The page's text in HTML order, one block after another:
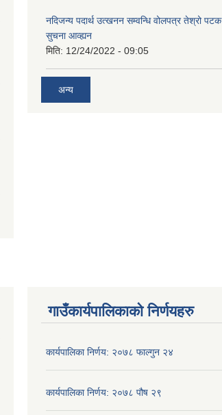
नदिजन्य पदार्थ उत्खनन सम्वन्धि वोलपत्र तेश्रो पटक
सुचना आव्ह्यन
मिति: 12/24/2022 - 09:05
अन्य
गाउँकार्यपालिकाको निर्णयहरु
कार्यपालिका निर्णय: २०७८ फाल्गुन २४
कार्यपालिका निर्णय: २०७८ पौष २९